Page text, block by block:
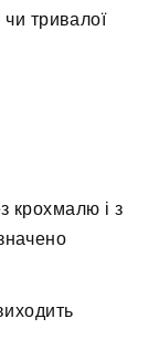
тривалої
крохмалю і з